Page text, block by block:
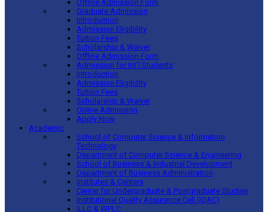
Offline Admission Form
Graduate Admission
Introduction
Admission Eligibility
Tuition Fees
Scholarship & Waiver
Offline Admission Form
Admission for Int’l Students
Introduction
Admission Eligibility
Tuition Fees
Scholarship & Waiver
Online Admission
Apply Now
Academic
School of Computer Science & Information
Technology
Department of Computer Science & Engineering
School of Business & Industrial Development
Department of Business Administration
Institutes & Centers
Center for Undergraduate & Postgraduate Studies
Institutional Quality Assurance Cell (IQAC)
ILLC & WPLC